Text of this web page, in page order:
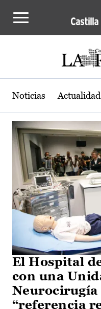
Actualidad de
Noticias
El Hospital
con una
Neurocirugía
“referencia